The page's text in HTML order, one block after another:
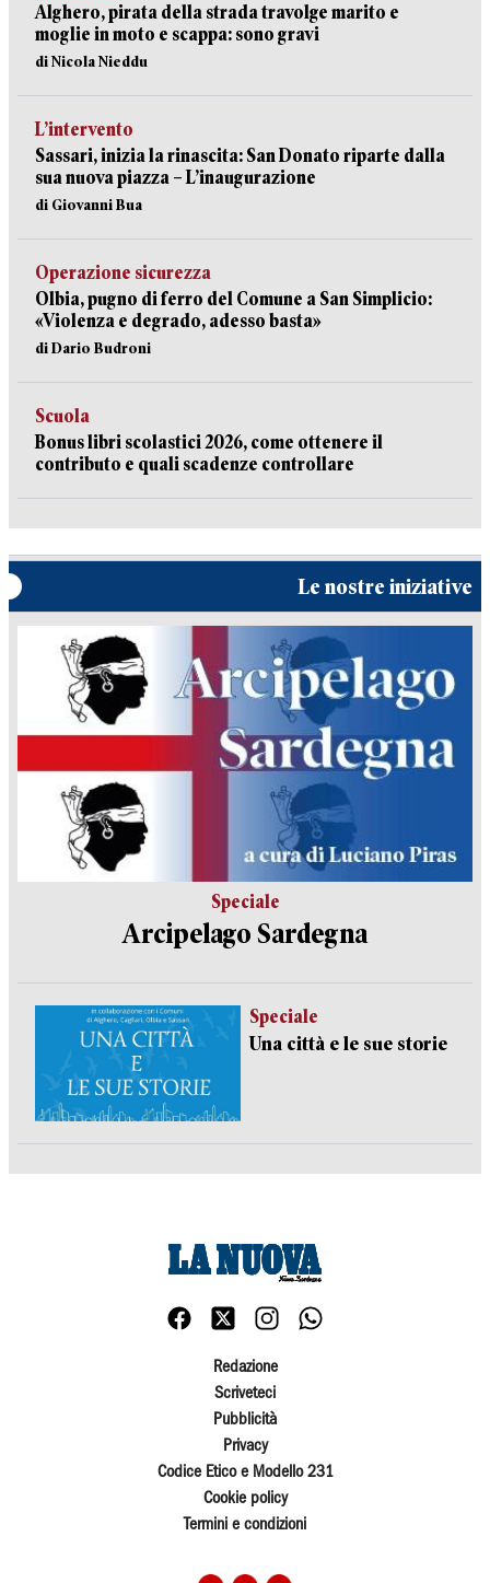
Alghero, pirata della strada travolge marito e
moglie in moto e scappa: sono gravi
di Nicola Nieddu
L’intervento
Sassari, inizia la rinascita: San Donato riparte dalla
sua nuova piazza – L’inaugurazione
di Giovanni Bua
Operazione sicurezza
Olbia, pugno di ferro del Comune a San Simplicio:
«Violenza e degrado, adesso basta»
di Dario Budroni
Scuola
Bonus libri scolastici 2026, come ottenere il
contributo e quali scadenze controllare
Le nostre iniziative
Speciale
Arcipelago Sardegna
Speciale
Una città e le sue storie
Redazione
Scriveteci
Pubblicità
Privacy
Codice Etico e Modello 231
Cookie policy
Termini e condizioni